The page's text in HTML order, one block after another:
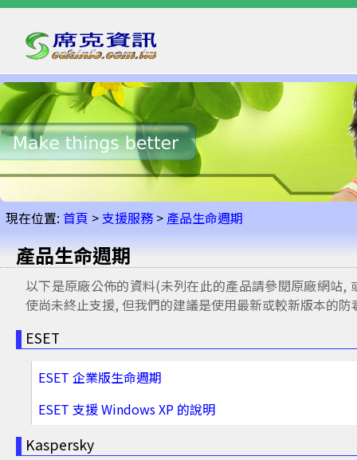
現在位置: 首頁 >支援服務 > 產品生命週期
產品生命週期
以下是原廠公佈的資料(未列在此的產品請參閱原廠網站,
使尚未終止支援, 但我們的建議是使用最新或較新版本的防
ESET
ESET 企業版生命週期
ESET 支援 Windows XP 的說明
Kaspersky